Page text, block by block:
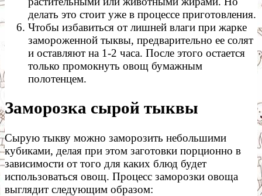
делать это стоит уже в процессе приготовления.
Чтобы избавиться от лишней влаги при жарке
замороженной тыквы, предварительно ее солят
и оставляют на 1-2 часа. После этого остается
только промокнуть овощ бумажным
полотенцем.
Заморозка сырой тыквы
Сырую тыкву можно заморозить небольшими
кубиками, делая при этом заготовки порционно в
зависимости от того для каких блюд будет
использоваться овощ. Процесс заморозки овоща
выглядит следующим образом: